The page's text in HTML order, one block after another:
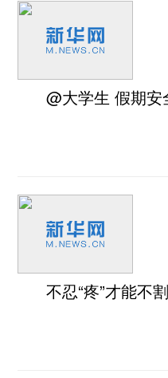
@大学生 假期安
不忍“疼”才能不